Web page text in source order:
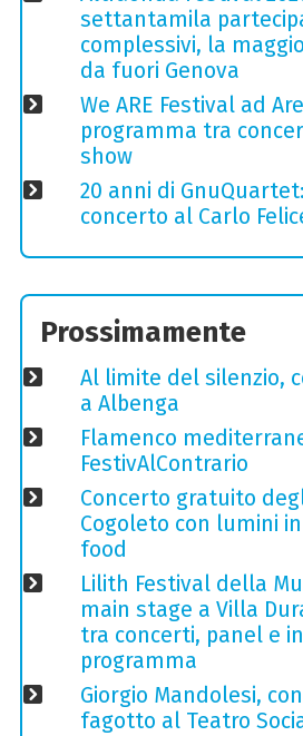
settantamila
complessivi, la
da fuori Genova
We ARE Festival ad
programma tra
show
20 anni di
concerto al Carlo
Prossimamente
Al limite del silenzio,
a Albenga
Flamenco
FestivAlContrario
Concerto gratuito
Cogoleto con lumini
food
Lilith Festival della
main stage a Villa
tra concerti, panel e
programma
Giorgio Mandolesi,
fagotto al Teatro